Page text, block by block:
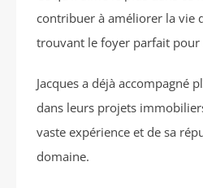
contribuer à améliorer la vie
trouvant le foyer parfait pour
Jacques a déjà accompagné
dans leurs projets
vaste expérience et de sa
domaine.